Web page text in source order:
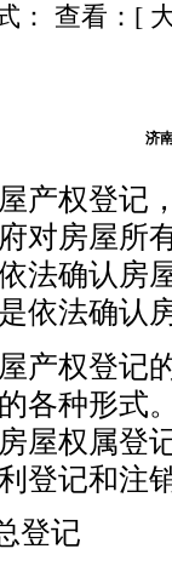
： 查看：[
济
权登记，
对房屋所
法确认房
依法确认
权登记的
各种形式
屋权属登
登记和注
记